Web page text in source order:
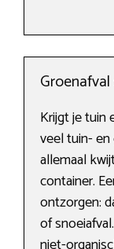
Krijgt je tuin
veel tuin-
allemaal
container.
ontzorgen:
of